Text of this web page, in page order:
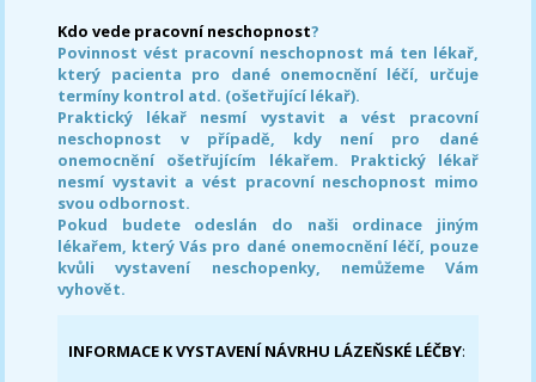
Kdo vede pracovní neschopnost?
Povinnost vést pracovní neschopnost má ten lékař,
který pacienta pro dané onemocnění léčí, určuje
termíny kontrol atd. (ošetřující lékař).
Praktický lékař nesmí vystavit a vést pracovní
neschopnost v případě, kdy není pro dané
onemocnění ošetřujícím lékařem. Praktický lékař
nesmí vystavit a vést pracovní neschopnost mimo
svou odbornost.
Pokud budete odeslán do naši ordinace jiným
lékařem, který Vás pro dané onemocnění léčí, pouze
kvůli vystavení neschopenky, nemůžeme Vám
vyhovět.
INFORMACE K VYSTAVENÍ NÁVRHU LÁZEŇSKÉ LÉČBY: